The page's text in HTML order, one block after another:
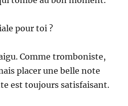
pour toi ?
Comme tromboniste,
placer une belle note
est toujours satisfaisant.